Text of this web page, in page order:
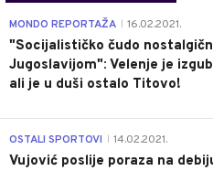
MONDO REPORTAŽA 16.02.2021.
"Socijalističko čudo
Jugoslavijom": Velenje je
ali je u duši ostalo Titovo!
OSTALI SPORTOVI 14.02.2021.
Vujović poslije poraza na